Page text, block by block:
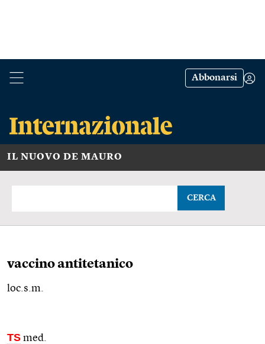
Abbonarsi
IL NUOVO DE MAURO
CERCA
vaccino antitetanico
loc.s.m.
TS med.